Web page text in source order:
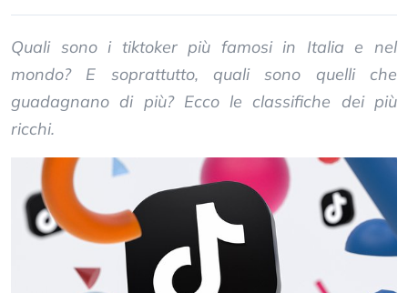
Quali sono i tiktoker più famosi in Italia e nel
mondo? E soprattutto, quali sono quelli che
guadagnano di più? Ecco le classifiche dei più
ricchi.